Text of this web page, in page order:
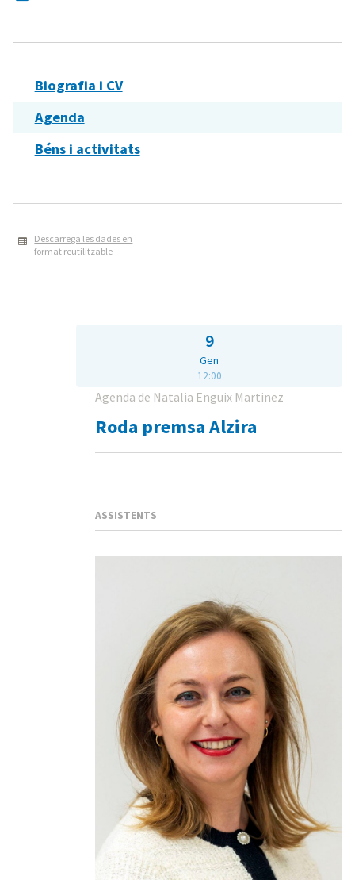
Biografia i CV
Agenda
Béns i activitats
Descarrega les dades en
format reutilitzable
9
Gen
12:00
Agenda de Natalia Enguix Martinez
Roda premsa Alzira
ASSISTENTS